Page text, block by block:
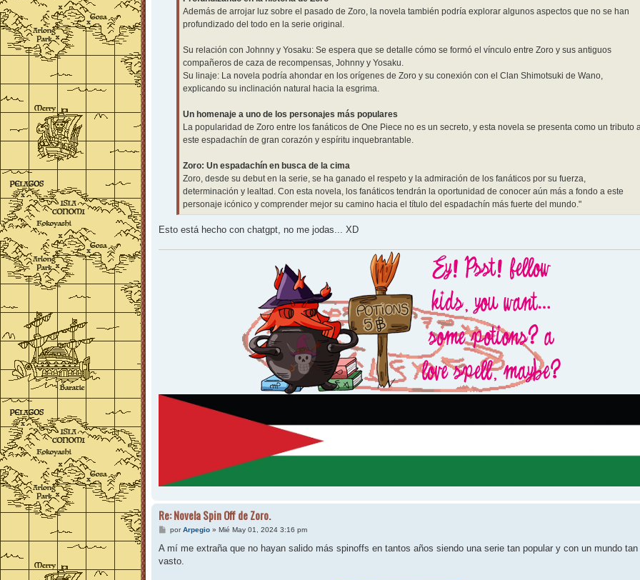
Además de arrojar luz sobre el pasado de Zoro, la novela también podría explorar algunos aspectos que no se han
profundizado del todo en la serie original.
Su relación con Johnny y Yosaku: Se espera que se detalle cómo se formó el vínculo entre Zoro y sus antiguos
compañeros de caza de recompensas, Johnny y Yosaku.
Su linaje: La novela podría ahondar en los orígenes de Zoro y su conexión con el Clan Shimotsuki de Wano,
explicando su inclinación natural hacia la esgrima.
Un homenaje a uno de los personajes más populares
La popularidad de Zoro entre los fanáticos de One Piece no es un secreto, y esta novela se presenta como un tributo
este espadachín de gran corazón y espíritu inquebrantable.
Zoro: Un espadachín en busca de la cima
Zoro, desde su debut en la serie, se ha ganado el respeto y la admiración de los fanáticos por su fuerza,
determinación y lealtad. Con esta novela, los fanáticos tendrán la oportunidad de conocer aún más a fondo a este
personaje icónico y comprender mejor su camino hacia el título del espadachín más fuerte del mundo."
Esto está hecho con chatgpt, no me jodas... XD
Re: Novela Spin Off de Zoro.
M
n
a
porArpegio» Mié May 01, 2024 3:16 pm
A mí me extraña que no hayan salido más spinoffs en tantos años siendo una serie tan popular y con un mundo tan
vasto.